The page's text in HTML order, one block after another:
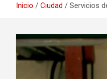
Inicio Ciudad Servicios